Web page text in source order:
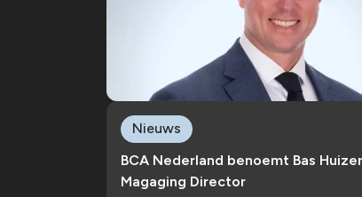
BCA Nederland benoemt Bas
Magaging Director
Nieuws